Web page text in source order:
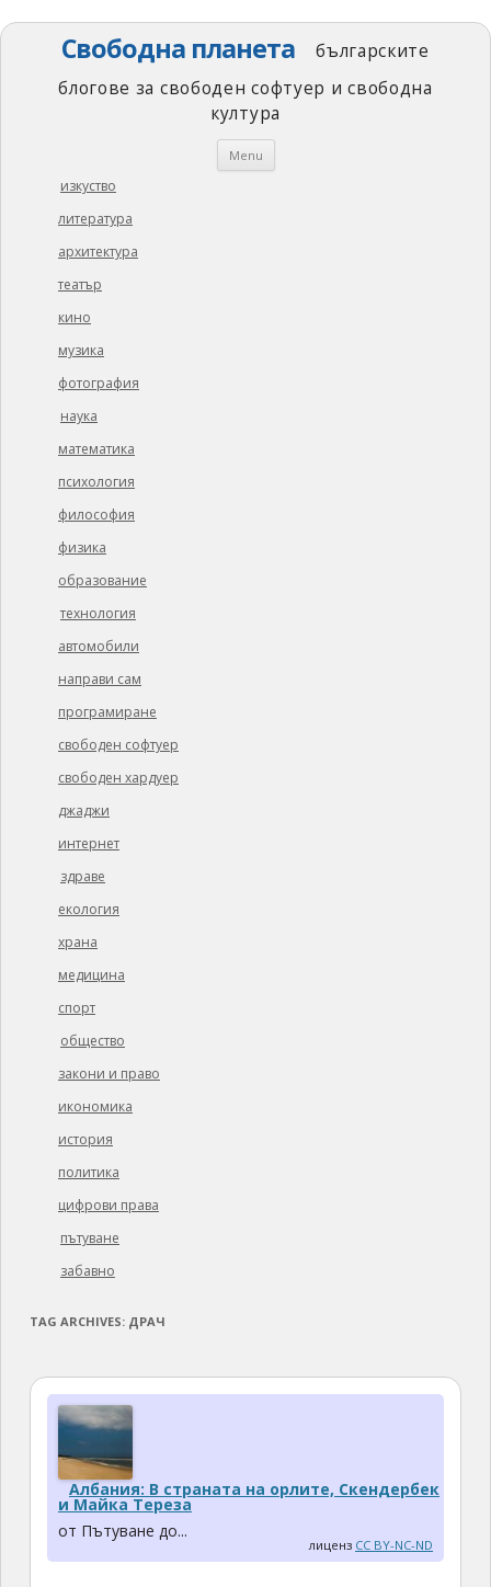
Свободна планета
българските
блогове за свободен софтуер и свободна
култура
Menu Skip
изкуство
литература
архитектура
театър
кино
музика
фотография
наука
математика
психология
философия
физика
образование
технология
автомобили
направи сам
програмиране
свободен софтуер
свободен хардуер
джаджи
интернет
здраве
екология
храна
медицина
спорт
общество
закони и право
икономика
история
политика
цифрови права
пътуване
забавно
TAG ARCHIVES: ДРАЧ
Албания: В страната на орлите, Скендербек
и Майка Тереза
от Пътуване до...
лиценз CC BY-NC-ND